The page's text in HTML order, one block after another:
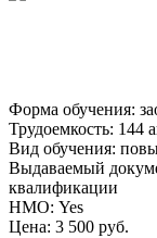
Форма обучения:
Трудоемкость: 144
Вид обучения:
Выдаваемый
квалификации
НМО: Yes
Цена: 3 500 руб.